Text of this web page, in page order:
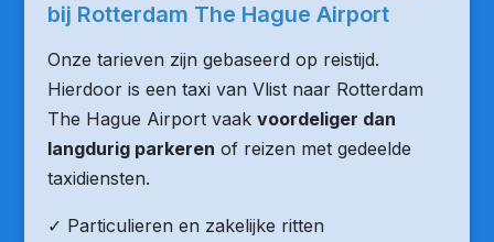
bij Rotterdam The Hague Airport
Onze tarieven zijn gebaseerd op reistijd.
Hierdoor is een taxi van Vlist naar Rotterdam
The Hague Airport vaak voordeliger dan
langdurig parkeren of reizen met gedeelde
taxidiensten.
✓ Particulieren en zakelijke ritten